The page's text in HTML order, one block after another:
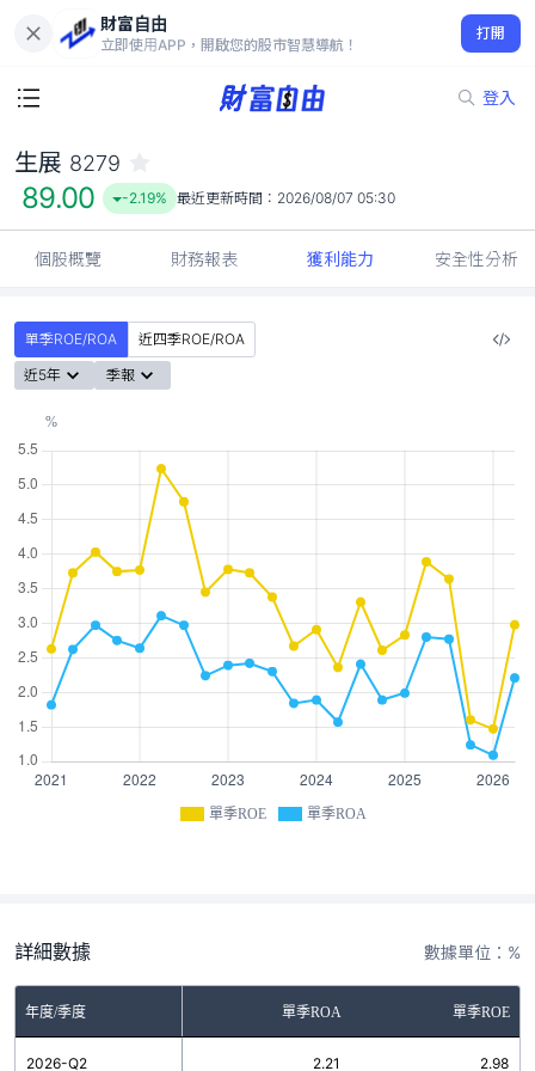
財富自由
立即使用APP，開啟您的股市智慧導航！
打開
登入
89.00
-2.19%
生展 8279
89.00 -2.19% 最近更新時間： 2026/08/07 05:30
個股概覽 財務報表 獲利能力 安全性分析
單季ROE/ROA
近四季ROE/ROA
近5年
季報
單季ROE 單季ROA
詳細數據 數據單位：%
年度/季度 單季ROA 單季ROE
2026-Q2 2.21 2.98